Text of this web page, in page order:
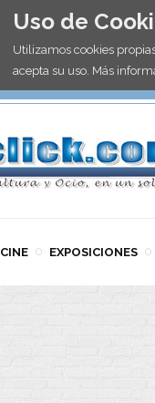
Uso de
Utilizamos cookies
acepta su uso. Más
CINE EXPOSICIONES